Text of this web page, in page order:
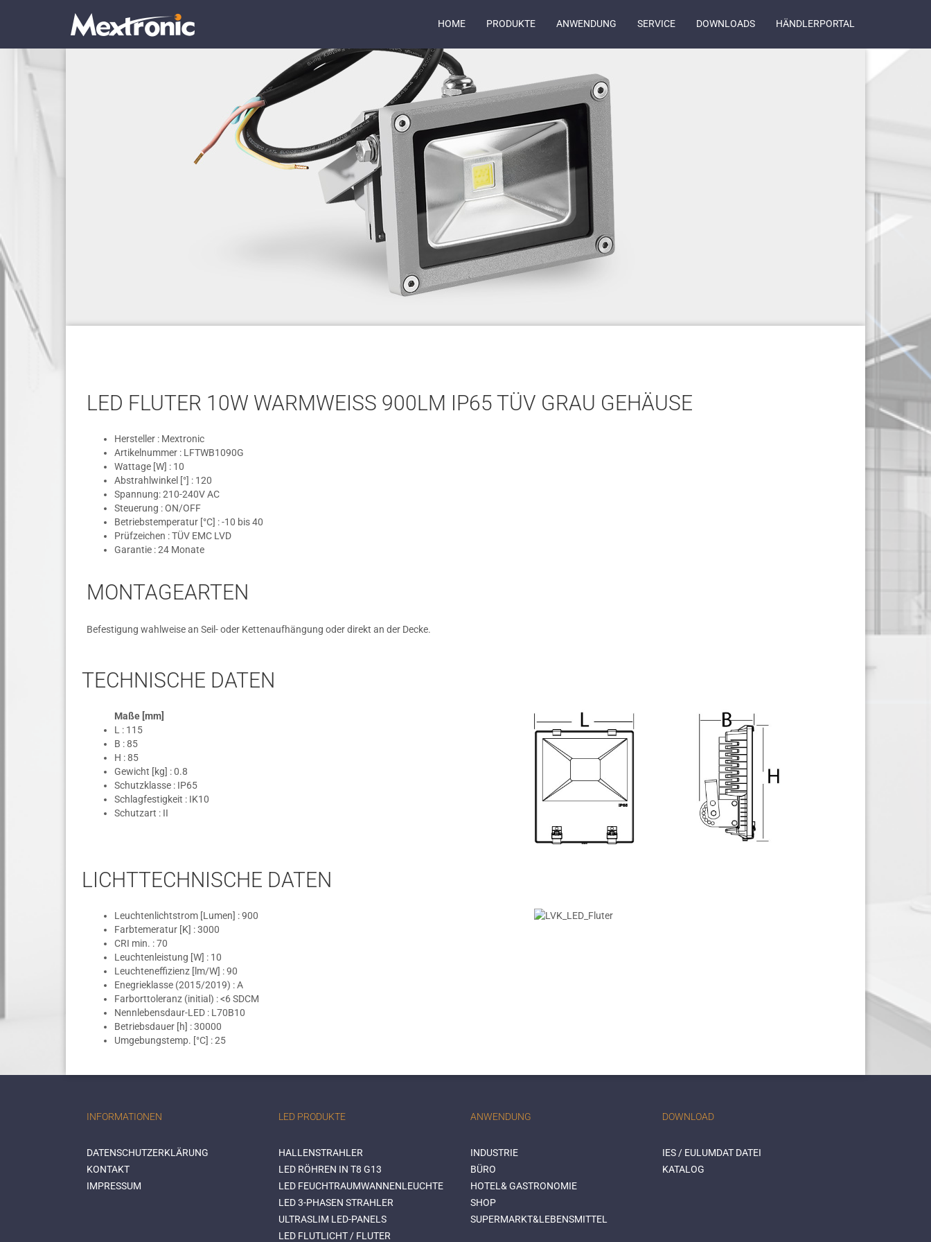
HOME PRODUKTE ANWENDUNG SERVICE DOWNLOADS HÄNDLERPORTAL
LED FLUTER 10W WARMWEISS 900LM IP65 TÜV GRAU GEHÄUSE
Hersteller : Mextronic
Artikelnummer : LFTWB1090G
Wattage [W] : 10
Abstrahlwinkel [°] : 120
Spannung: 210-240V AC
Steuerung : ON/OFF
Betriebstemperatur [°C] : -10 bis 40
Prüfzeichen : TÜV EMC LVD
Garantie : 24 Monate
MONTAGEARTEN
Befestigung wahlweise an Seil- oder Kettenaufhängung oder direkt an der Decke.
TECHNISCHE DATEN
Maße [mm]
L : 115
B : 85
H : 85
Gewicht [kg] : 0.8
Schutzklasse : IP65
Schlagfestigkeit : IK10
Schutzart : II
LICHTTECHNISCHE DATEN
Leuchtenlichtstrom [Lumen] : 900
Farbtemeratur [K] : 3000
CRI min. : 70
Leuchtenleistung [W] : 10
Leuchteneffizienz [lm/W] : 90
Enegrieklasse (2015/2019) : A
Farborttoleranz (initial) : <6 SDCM
Nennlebensdaur-LED : L70B10
Betriebsdauer [h] : 30000
Umgebungstemp. [°C] : 25
INFORMATIONEN
DATENSCHUTZERKLÄRUNG
KONTAKT
IMPRESSUM
LED PRODUKTE
HALLENSTRAHLER
LED RÖHREN IN T8 G13
LED FEUCHTRAUMWANNENLEUCHTE
LED 3-PHASEN STRAHLER
ULTRASLIM LED-PANELS
LED FLUTLICHT / FLUTER
ANWENDUNG
INDUSTRIE
BÜRO
HOTEL& GASTRONOMIE
SHOP
SUPERMARKT&LEBENSMITTEL
DOWNLOAD
IES / EULUMDAT DATEI
KATALOG